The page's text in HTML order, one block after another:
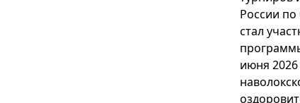
России по
стал
июня 2026